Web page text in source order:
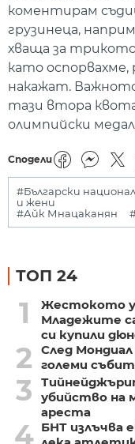
коментирам
грузинеца,
хваща за
като
накажат.
тази втора
олимпийски
Сподели
#Български
и жени
#Айк Мнацаканян
ТОП 24
1
Жестокото
Младежите
си купили
2
След
големи
3
убийство на
ареста
4 БНТ излъчва